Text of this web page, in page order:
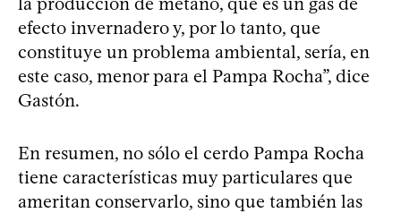
efecto invernadero y, por lo tanto, que
constituye un problema ambiental, sería, en
este caso, menor para el Pampa Rocha”, dice
Gastón.
En resumen, no sólo el cerdo Pampa Rocha
tiene características muy particulares que
ameritan conservarlo, sino que también las